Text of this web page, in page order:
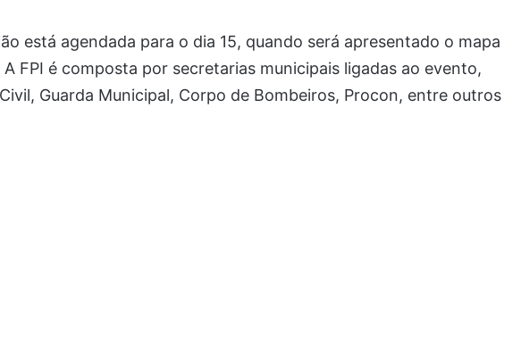
está agendada para o dia 15, quando será apresentado o mapa
FPI é composta por secretarias municipais ligadas ao evento,
Guarda Municipal, Corpo de Bombeiros, Procon, entre outros